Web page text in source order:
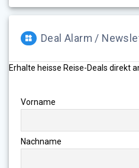
Deal Alarm /
Erhalte heisse Reise-Deals direkt
Vorname
Nachname